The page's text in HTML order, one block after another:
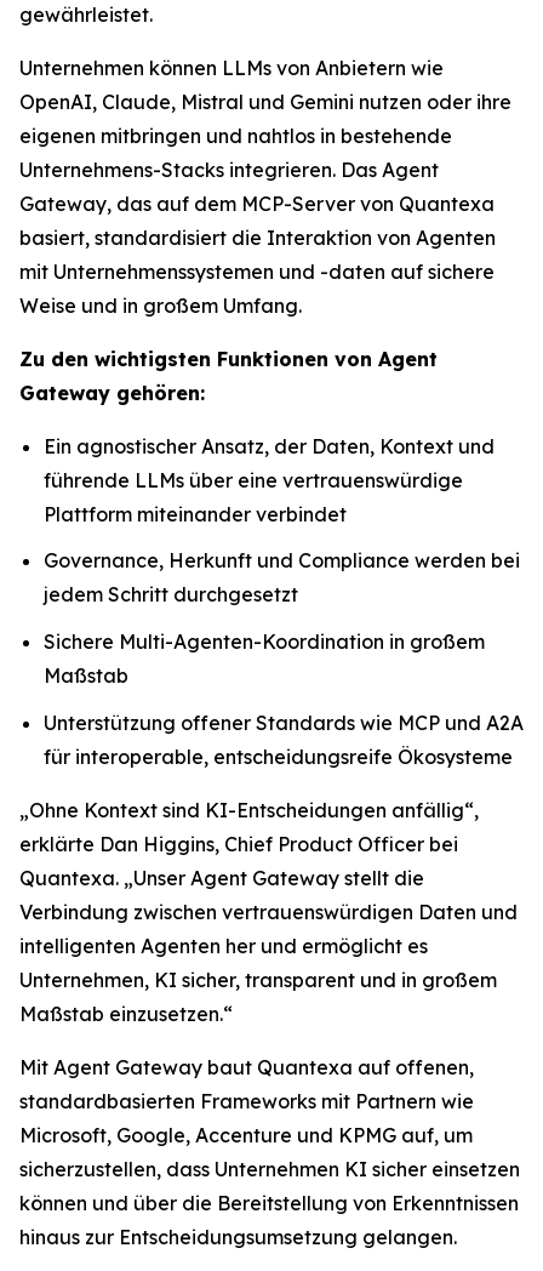
gewährleistet.
Unternehmen können LLMs von Anbietern wie
OpenAI, Claude, Mistral und Gemini nutzen oder ihre
eigenen mitbringen und nahtlos in bestehende
Unternehmens-Stacks integrieren. Das Agent
Gateway, das auf dem MCP-Server von Quantexa
basiert, standardisiert die Interaktion von Agenten
mit Unternehmenssystemen und -daten auf sichere
Weise und in großem Umfang.
Zu den wichtigsten Funktionen von Agent
Gateway gehören:
Ein agnostischer Ansatz, der Daten, Kontext und
führende LLMs über eine vertrauenswürdige
Plattform miteinander verbindet
Governance, Herkunft und Compliance werden bei
jedem Schritt durchgesetzt
Sichere Multi-Agenten-Koordination in großem
Maßstab
Unterstützung offener Standards wie MCP und A2A
für interoperable, entscheidungsreife Ökosysteme
„Ohne Kontext sind KI-Entscheidungen anfällig“,
erklärte Dan Higgins, Chief Product Officer bei
Quantexa. „Unser Agent Gateway stellt die
Verbindung zwischen vertrauenswürdigen Daten und
intelligenten Agenten her und ermöglicht es
Unternehmen, KI sicher, transparent und in großem
Maßstab einzusetzen.“
Mit Agent Gateway baut Quantexa auf offenen,
standardbasierten Frameworks mit Partnern wie
Microsoft, Google, Accenture und KPMG auf, um
sicherzustellen, dass Unternehmen KI sicher einsetzen
können und über die Bereitstellung von Erkenntnissen
hinaus zur Entscheidungsumsetzung gelangen.